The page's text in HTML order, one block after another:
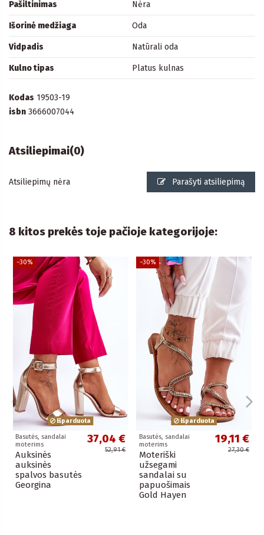
Pašiltinimas Nėra
Išorinė medžiaga Oda
Vidpadis Natūrali oda
Kulno tipas Platus kulnas
Kodas 19503-19
isbn 3666007044
Atsiliepimai(0)
Atsiliepimų nėra Parašyti atsiliepimą
8 kitos prekės toje pačioje kategorijoje:
−30%
Išparduota
Basutės, sandalai
moterims
Auksinės
auksinės
spalvos basutės
Georgina
37,04 €
52,91 €
−30%
Išparduota
Basutės, sandalai
moterims
Moteriški
užsegami
sandalai su
papuošimais
Gold Hayen
19,11 €
27,30 €